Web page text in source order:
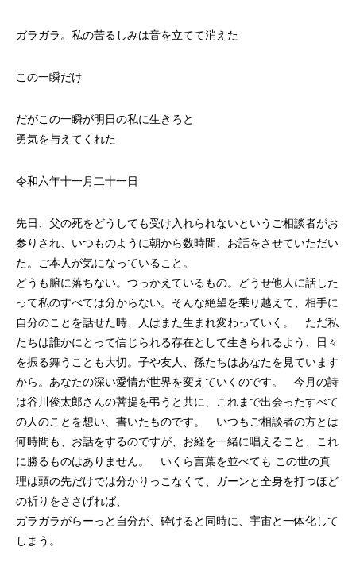
ガラガラ。私の苦るしみは音を立てて消えた
この一瞬だけ
だがこの一瞬が明日の私に生きろと
勇気を与えてくれた
令和六年十一月二十一日
先日、父の死をどうしても受け入れられないというご相談者がお
参りされ、いつものように朝から数時間、お話をさせていただい
た。ご本人が気になっていること。
どうも腑に落ちない。つっかえているもの。どうせ他人に話した
って私のすべては分からない。そんな絶望を乗り越えて、相手に
自分のことを話せた時、人はまた生まれ変わっていく。 ただ私
たちは誰かにとって信じられる存在として生きられるよう、日々
を振る舞うことも大切。子や友人、孫たちはあなたを見ています
から。あなたの深い愛情が世界を変えていくのです。 今月の詩
は谷川俊太郎さんの菩提を弔うと共に、これまで出会ったすべて
の人のことを想い、書いたものです。 いつもご相談者の方とは
何時間も、お話をするのですが、お経を一緒に唱えること、これ
に勝るものはありません。 いくら言葉を並べても この世の真
理は頭の先だけでは分かりっこなくて、ガーンと全身を打つほど
の祈りをささげれば、
ガラガラがらーっと自分が、砕けると同時に、宇宙と一体化して
しまう。